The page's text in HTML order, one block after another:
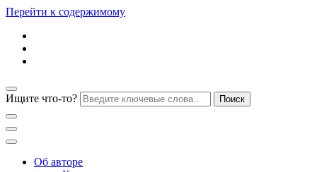
Перейти к содержимому
Ищите что-то?
Об авторе